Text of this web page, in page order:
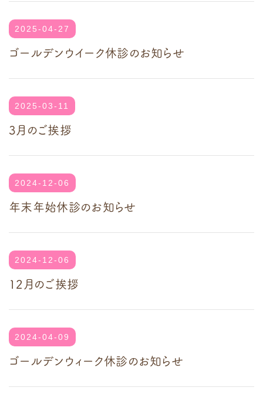
2025-04-27
ゴールデンウイーク休診のお知らせ
2025-03-11
3月のご挨拶
2024-12-06
年末年始休診のお知らせ
2024-12-06
12月のご挨拶
2024-04-09
ゴールデンウィーク休診のお知らせ